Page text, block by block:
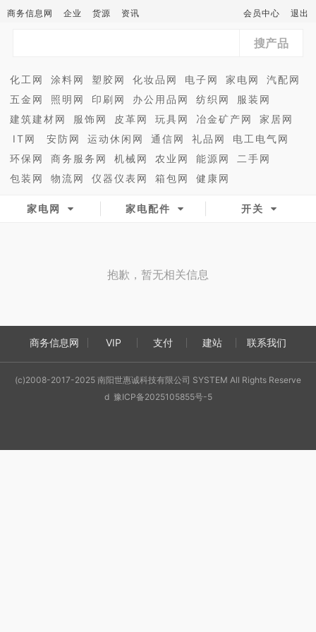
商务信息网 企业 货源 资讯 会员中心 退出
搜产品
化工网 涂料网 塑胶网 化妆品网 电子网 家电网
汽配网
五金网
照明网 印刷网 办公用品网 纺织网
服装网
建筑建材网
服饰网 皮革网 玩具网 冶金矿产网
家居网
IT网
安防网 运动休闲网 通信网 礼品网
电工电气网
环保网
商务服务网 机械网 农业网 能源网
二手网
包装网
物流网 仪器仪表网 箱包网 健康网
家电网 家电配件 开关
抱歉，暂无相关信息
商务信息网 VIP 支付 建站 联系我们
(c)2008-2017-2025 南阳世惠诚科技有限公司 SYSTEM All Rights Reserve
d 豫ICP备2025105855号-5